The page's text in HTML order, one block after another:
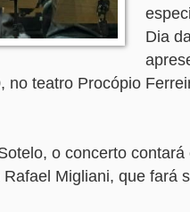
Dia
no teatro Procópio
o concerto
Migliani, que fará